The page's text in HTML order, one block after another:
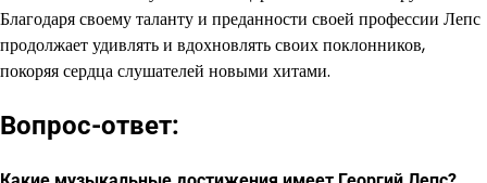
Благодаря своему таланту и преданности своей профессии Лепс
продолжает удивлять и вдохновлять своих поклонников,
покоряя сердца слушателей новыми хитами.
Вопрос-ответ: